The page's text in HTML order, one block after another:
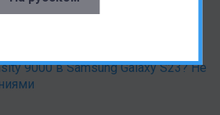
по качеству они не уступали
9000 в Samsung Galaxy S23? Не